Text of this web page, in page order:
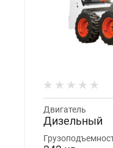
Двигатель
Дизельный